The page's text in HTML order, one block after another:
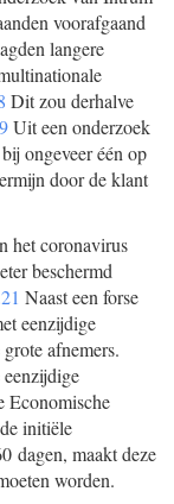
voorafgaand
langere
Dit zou derhalve
Uit een onderzoek
ongeveer één op
door de klant
het coronavirus
beschermd
21 Naast een forse
eenzijdige
afnemers.
Economische
initiële
dagen, maakt deze
worden.